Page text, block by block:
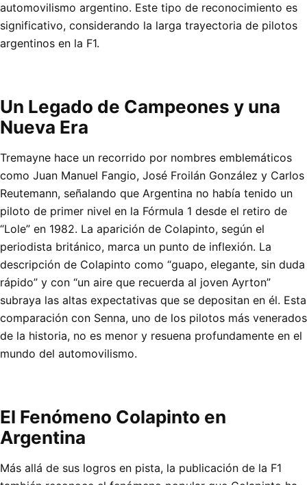
automovilismo argentino. Este tipo de reconocimiento es
significativo, considerando la larga trayectoria de pilotos
argentinos en la F1.
Un Legado de Campeones y una
Nueva Era
Tremayne hace un recorrido por nombres emblemáticos
como Juan Manuel Fangio, José Froilán González y Carlos
Reutemann, señalando que Argentina no había tenido un
piloto de primer nivel en la Fórmula 1 desde el retiro de
“Lole” en 1982. La aparición de Colapinto, según el
periodista británico, marca un punto de inflexión. La
descripción de Colapinto como “guapo, elegante, sin duda
rápido” y con “un aire que recuerda al joven Ayrton”
subraya las altas expectativas que se depositan en él. Esta
comparación con Senna, uno de los pilotos más venerados
de la historia, no es menor y resuena profundamente en el
mundo del automovilismo.
El Fenómeno Colapinto en
Argentina
Más allá de sus logros en pista, la publicación de la F1